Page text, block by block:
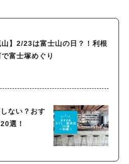
山】2/23は富士山の日？！利根
富士塚めぐり
ない？おす
選！